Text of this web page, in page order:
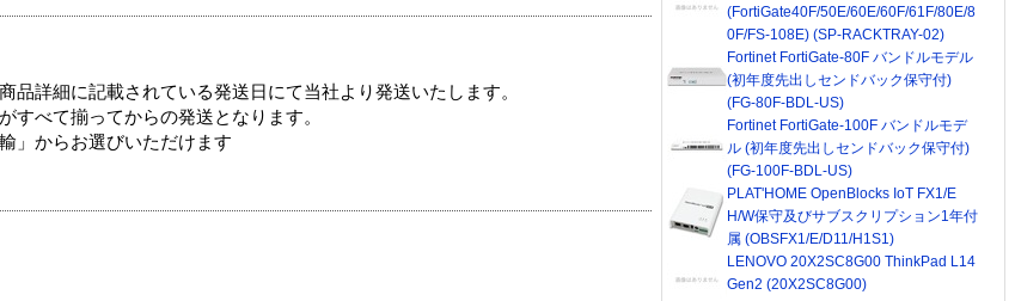
品詳細に記載されている発送日にて当社より発送いたします。
すべて揃ってからの発送となります。
」からお選びいただけます
(FortiGate40F/50E/60E/60F/61F/80E/8
0F/FS-108E) (SP-RACKTRAY-02)
Fortinet FortiGate-80F バンドルモデル
(初年度先出しセンドバック保守付)
(FG-80F-BDL-US)
Fortinet FortiGate-100F バンドルモデ
ル (初年度先出しセンドバック保守付)
(FG-100F-BDL-US)
PLAT'HOME OpenBlocks IoT FX1/E
H/W保守及びサブスクリプション1年付
属 (OBSFX1/E/D11/H1S1)
LENOVO 20X2SC8G00 ThinkPad L14
Gen2 (20X2SC8G00)